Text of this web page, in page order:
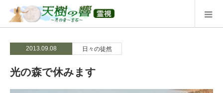
2013.09.08 日々の徒然
光の森で休みます